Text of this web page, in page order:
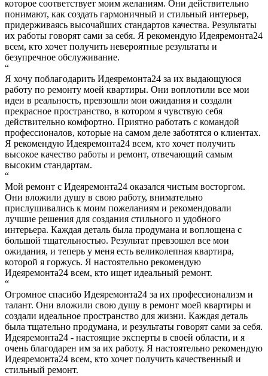
которое соответствует моим желаниям. Они действительно
понимают, как создать гармоничный и стильный интерьер,
придерживаясь высочайших стандартов качества. Результаты
их работы говорят сами за себя. Я рекомендую Идеяремонта24
всем, кто хочет получить невероятные результаты и
безупречное обслуживание.
“
Я хочу поблагодарить Идеяремонта24 за их выдающуюся
работу по ремонту моей квартиры. Они воплотили все мои
идеи в реальность, превзошли мои ожидания и создали
прекрасное пространство, в котором я чувствую себя
действительно комфортно. Приятно работать с командой
профессионалов, которые на самом деле заботятся о клиентах.
Я рекомендую Идеяремонта24 всем, кто хочет получить
высокое качество работы и ремонт, отвечающий самым
высоким стандартам.
“
Мой ремонт с Идеяремонта24 оказался чистым восторгом.
Они вложили душу в свою работу, внимательно
прислушивались к моим пожеланиям и рекомендовали
лучшие решения для создания стильного и удобного
интерьера. Каждая деталь была продумана и воплощена с
большой тщательностью. Результат превзошел все мои
ожидания, и теперь у меня есть великолепная квартира,
которой я горжусь. Я настоятельно рекомендую
Идеяремонта24 всем, кто ищет идеальный ремонт.
“
Огромное спасибо Идеяремонта24 за их профессионализм и
талант. Они вложили свою душу в ремонт моей квартиры и
создали идеальное пространство для жизни. Каждая деталь
была тщательно продумана, и результаты говорят сами за себя.
Идеяремонта24 - настоящие эксперты в своей области, и я
очень благодарен им за их работу. Я настоятельно рекомендую
Идеяремонта24 всем, кто хочет получить качественный и
стильный ремонт.